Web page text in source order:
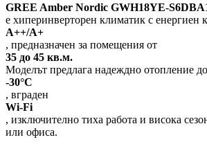
GREE Amber Nordic GWH18YE-
е хиперинверторен климатик с енергиен
A++/A+
, предназначен за помещения от
35 до 45 кв.м.
Моделът предлага надеждно отопление до
-30°C
, вграден
Wi-Fi
, изключително тиха работа и висока
или офиса.